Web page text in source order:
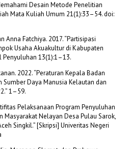
Desain Metode Penelitian
Mata Kuliah Umum 21(1):33–54. doi:
Anna Fatchiya. 2017. “Partisipasi
Usaha Akuakultur di Kabupaten
Penyuluhan 13(1):1–13.
2022. “Peraturan Kepala Badan
Daya Manusia Kelautan dan
1–59.
Pelaksanaan Program Penyuluhan
Masyarakat Nelayan Desa Pulau Sarok,
Singkil.” [Skripsi] Univeritas Negeri